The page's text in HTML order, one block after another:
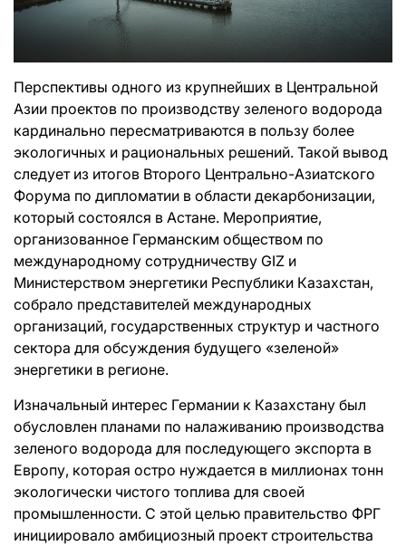
Перспективы одного из крупнейших в Центральной
Азии проектов по производству зеленого водорода
кардинально пересматриваются в пользу более
экологичных и рациональных решений. Такой вывод
следует из итогов Второго Центрально-Азиатского
Форума по дипломатии в области декарбонизации,
который состоялся в Астане. Мероприятие,
организованное Германским обществом по
международному сотрудничеству GIZ и
Министерством энергетики Республики Казахстан,
собрало представителей международных
организаций, государственных структур и частного
сектора для обсуждения будущего «зеленой»
энергетики в регионе.
Изначальный интерес Германии к Казахстану был
обусловлен планами по налаживанию производства
зеленого водорода для последующего экспорта в
Европу, которая остро нуждается в миллионах тонн
экологически чистого топлива для своей
промышленности. С этой целью правительство ФРГ
инициировало амбициозный проект строительства